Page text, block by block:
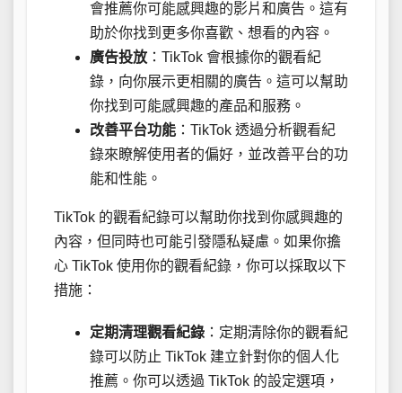
會推薦你可能感興趣的影片和廣告。這有
助於你找到更多你喜歡、想看的內容。
廣告投放 ：TikTok 會根據你的觀看紀
錄，向你展示更相關的廣告。這可以幫助
你找到可能感興趣的產品和服務。
改善平台功能 ：TikTok 透過分析觀看紀
錄來瞭解使用者的偏好，並改善平台的功
能和性能。
TikTok 的觀看紀錄可以幫助你找到你感興趣的
內容，但同時也可能引發隱私疑慮。如果你擔
心 TikTok 使用你的觀看紀錄，你可以採取以下
措施：
定期清理觀看紀錄 ：定期清除你的觀看紀
錄可以防止 TikTok 建立針對你的個人化
推薦。你可以透過 TikTok 的設定選項，